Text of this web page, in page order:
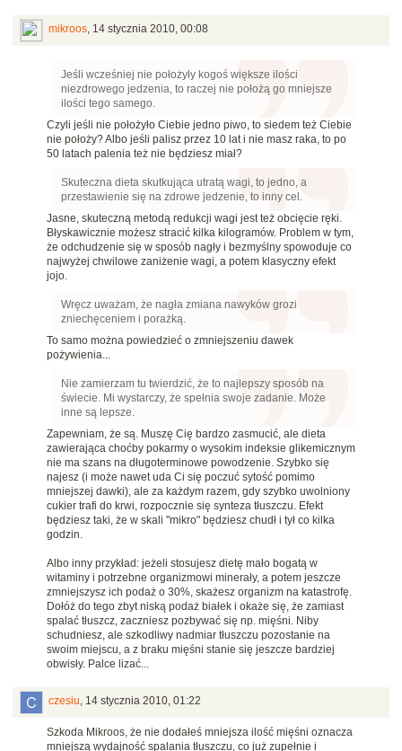
mikroos, 14 stycznia 2010, 00:08
Jeśli wcześniej nie położyły kogoś większe ilości
niezdrowego jedzenia, to raczej nie położą go mniejsze
ilości tego samego.
Czyli jeśli nie położyło Ciebie jedno piwo, to siedem też Ciebie
nie położy? Albo jeśli palisz przez 10 lat i nie masz raka, to po
50 latach palenia też nie będziesz miał?
Skuteczna dieta skutkująca utratą wagi, to jedno, a
przestawienie się na zdrowe jedzenie, to inny cel.
Jasne, skuteczną metodą redukcji wagi jest też obcięcie ręki.
Błyskawicznie możesz stracić kilka kilogramów. Problem w tym,
że odchudzenie się w sposób nagły i bezmyślny spowoduje co
najwyżej chwilowe zaniżenie wagi, a potem klasyczny efekt
jojo.
Wręcz uważam, że nagła zmiana nawyków grozi
zniechęceniem i porażką.
To samo można powiedzieć o zmniejszeniu dawek
pożywienia...
Nie zamierzam tu twierdzić, że to najlepszy sposób na
świecie. Mi wystarczy, że spełnia swoje zadanie. Może
inne są lepsze.
Zapewniam, że są. Muszę Cię bardzo zasmucić, ale dieta
zawierająca choćby pokarmy o wysokim indeksie glikemicznym
nie ma szans na długoterminowe powodzenie. Szybko się
najesz (i może nawet uda Ci się poczuć sytość pomimo
mniejszej dawki), ale za każdym razem, gdy szybko uwolniony
cukier trafi do krwi, rozpocznie się synteza tłuszczu. Efekt
będziesz taki, że w skali "mikro" będziesz chudł i tył co kilka
godzin.
Albo inny przykład: jeżeli stosujesz dietę mało bogatą w
witaminy i potrzebne organizmowi minerały, a potem jeszcze
zmniejszysz ich podaż o 30%, skażesz organizm na katastrofę.
Dołóż do tego zbyt niską podaż białek i okaże się, że zamiast
spalać tłuszcz, zaczniesz pozbywać się np. mięśni. Niby
schudniesz, ale szkodliwy nadmiar tłuszczu pozostanie na
swoim miejscu, a z braku mięśni stanie się jeszcze bardziej
obwisły. Palce lizać...
czesiu, 14 stycznia 2010, 01:22
Szkoda Mikroos, że nie dodałeś mniejsza ilość mięśni oznacza
mniejszą wydajność spalania tłuszczu, co już zupełnie i